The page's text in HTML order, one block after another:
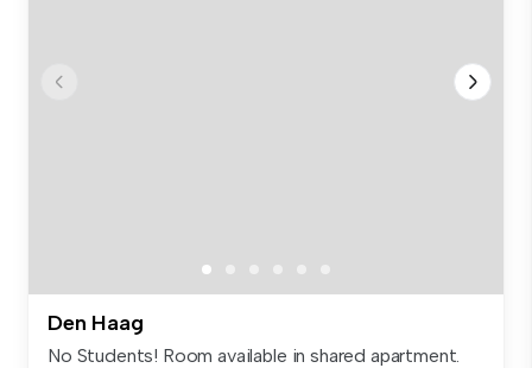
Den Haag
No Students! Room available in shared apartment.